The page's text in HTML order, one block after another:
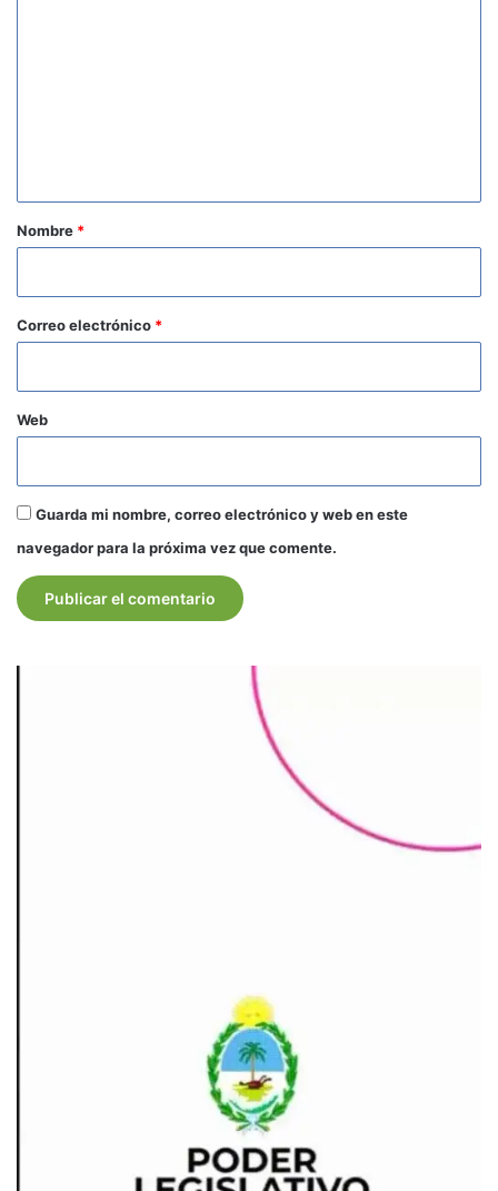
r
o
*
Nombre *
Correo electrónico *
Web
Guarda mi nombre, correo electrónico y web en este
navegador para la próxima vez que comente.